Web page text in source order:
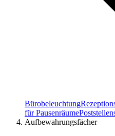
Bürobeleuchtung
für Pausenräume
Aufbewahrungsfächer